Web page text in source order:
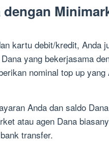
dengan
kartu debit/kredit, Anda
yang bekerjasama
nominal top up
Anda dan saldo
atau agen Dana
transfer.